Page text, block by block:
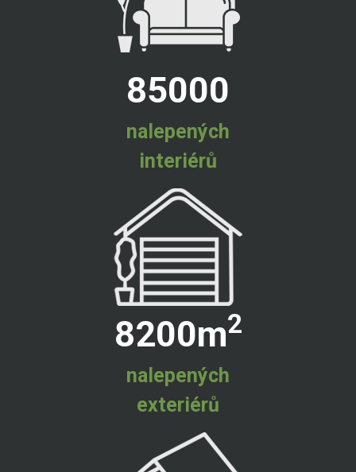
85000
nalepených
interiérů
8200m2
nalepených
exteriérů